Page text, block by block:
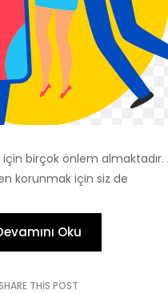
birçok önlem almaktadır.
korunmak için siz de
Oku
THIS POST